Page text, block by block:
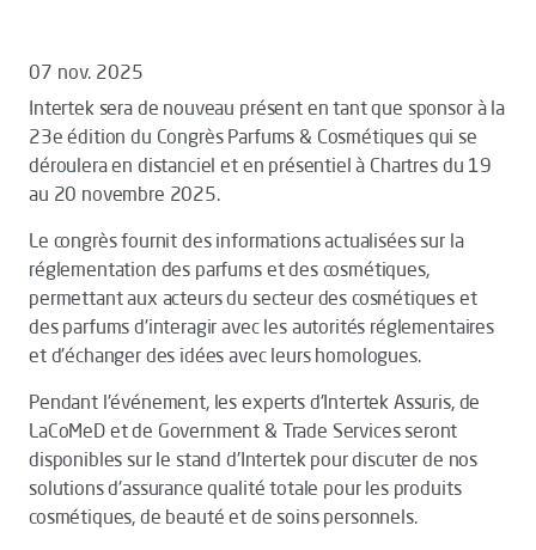
07 nov. 2025
Intertek sera de nouveau présent en tant que sponsor à la
23e édition du Congrès Parfums & Cosmétiques qui se
déroulera en distanciel et en présentiel à Chartres du 19
au 20 novembre 2025.
Le congrès fournit des informations actualisées sur la
réglementation des parfums et des cosmétiques,
permettant aux acteurs du secteur des cosmétiques et
des parfums d'interagir avec les autorités réglementaires
et d'échanger des idées avec leurs homologues.
Pendant l'événement, les experts d'Intertek Assuris, de
LaCoMeD et de Government & Trade Services seront
disponibles sur le stand d'Intertek pour discuter de nos
solutions d'assurance qualité totale pour les produits
cosmétiques, de beauté et de soins personnels.